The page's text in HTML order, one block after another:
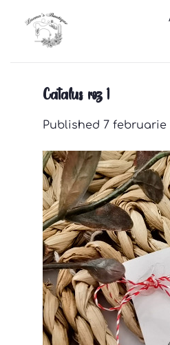
content
Catalus roz 1
Published 7 februarie